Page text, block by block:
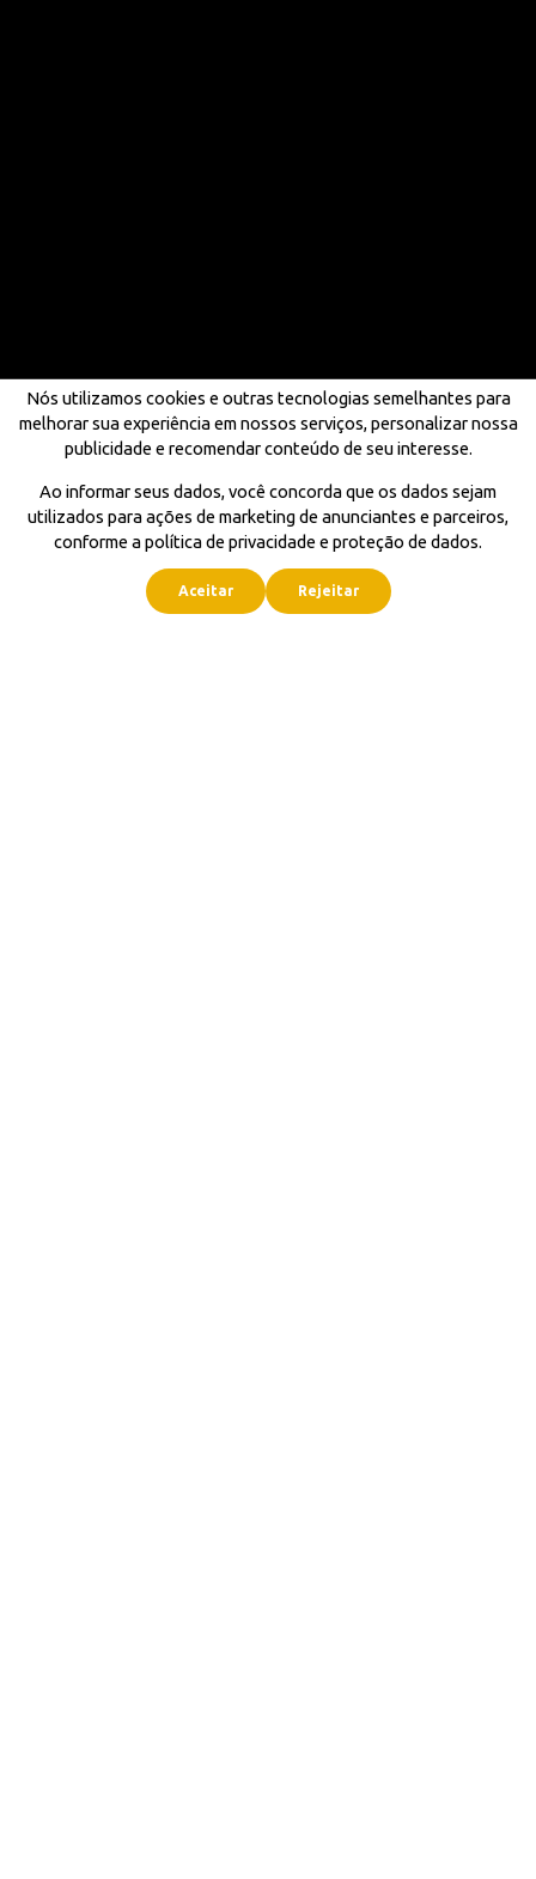
Nós utilizamos cookies e outras tecnologias semelhantes para
melhorar sua experiência em nossos serviços, personalizar nossa
publicidade e recomendar conteúdo de seu interesse.
Ao informar seus dados, você concorda que os dados sejam
utilizados para ações de marketing de anunciantes e parceiros,
conforme a política de privacidade e proteção de dados.
Aceitar Rejeitar